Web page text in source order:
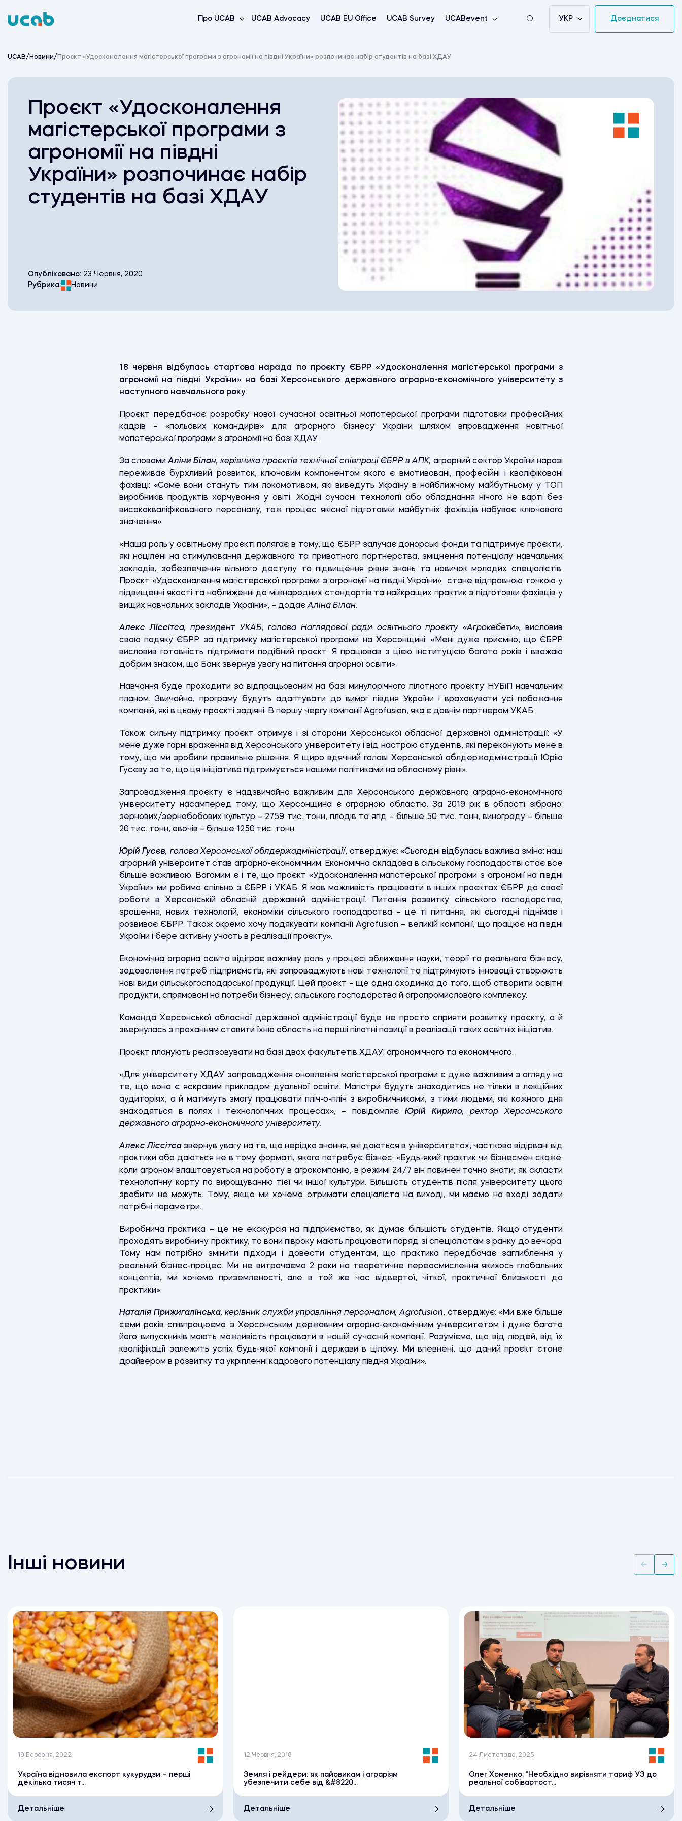
to
Про UCAB UCAB Advocacy UCAB EU Office UCAB Survey UCABevent УКР Доєднатися
UCAB/ Новини/ Проєкт «Удосконалення магістерської програми з агрономії на півдні України» розпочинає набір студентів на базі ХДАУ
Проєкт «Удосконалення
магістерської програми з
агрономії на півдні
України» розпочинає набір
студентів на базі ХДАУ
Опубліковано: 23 Червня, 2020
Рубрика:
Новини
18 червня відбулась стартова нарада по проєкту ЄБРР «Удосконалення магістерської програми з
агрономії на півдні України» на базі Херсонського державного аграрно-економічного університету з
наступного навчального року.
Проєкт передбачає розробку нової сучасної освітньої магістерської програми підготовки професійних
кадрів – «польових командирів» для аграрного бізнесу України шляхом впровадження новітньої
магістерської програми з агрономії на базі ХДАУ.
За словамиАліни Білан, керівника проєктів технічної співпраці ЄБРР в АПК, аграрний сектор України наразі
переживає бурхливий розвиток, ключовим компонентом якого є вмотивовані, професійні і кваліфіковані
фахівці: «Саме вони стануть тим локомотивом, які виведуть Україну в найближчому майбутньому у ТОП
виробників продуктів харчування у світі. Жодні сучасні технології або обладнання нічого не варті без
висококваліфікованого персоналу, тож процес якісної підготовки майбутніх фахівців набуває ключового
значення».
«Наша роль у освітньому проєкті полягає в тому, що ЄБРР залучає донорські фонди та підтримує проєкти,
які націлені на стимулювання державного та приватного партнерства, зміцнення потенціалу навчальних
закладів, забезпечення вільного доступу та підвищення рівня знань та навичок молодих спеціалістів.
Проєкт «Удосконалення магістерської програми з агрономії на півдні України» стане відправною точкою у
підвищенні якості та наближенні до міжнародних стандартів та найкращих практик з підготовки фахівців у
вищих навчальних закладів України», – додаєАліна Білан.
Алекс Ліссітса, президент УКАБ, голова Наглядової ради освітнього проєкту «Агрокебети», висловив
свою подяку ЄБРР за підтримку магістерської програми на Херсонщині: « Мені дуже приємно, що ЄБРР
висловив готовність підтримати подібний проєкт. Я працював з цією інституцією багато років і вважаю
добрим знаком, що Банк звернув увагу на питання аграрної освіти».
Навчання буде проходити за відпрацьованим на базі минулорічного пілотного проєкту НУБіП навчальним
планом. Звичайно, програму будуть адаптувати до вимог півдня України і враховувати усі побажання
компаній, які в цьому проєкті задіяні. В першу чергу компанії Agrofusion, яка є давнім партнером УКАБ.
Також сильну підтримку проєкт отримує і зі сторони Херсонської обласної державної адміністрації: «У
мене дуже гарні враження від Херсонського університету і від настрою студентів, які переконують мене в
тому, що ми зробили правильне рішення. Я щиро вдячний голові Херсонської облдержадміністрації Юрію
Гусєву за те, що ця ініціатива підтримується нашими політиками на обласному рівні».
Запровадження проєкту є надзвичайно важливим для Херсонського державного аграрно-економічного
університету насамперед тому, що Херсонщина є аграрною областю. За 2019 рік в області зібрано:
зернових/зернобобових культур – 2759 тис. тонн, плодів та ягід – більше 50 тис. тонн, винограду – більше
20 тис. тонн, овочів – більше 1250 тис. тонн.
Юрій Гусєв, голова Херсонської облдержадміністрації, стверджує: «Сьогодні відбулась важлива зміна: наш
аграрний університет став аграрно-економічним. Економічна складова в сільському господарстві стає все
більше важливою. Вагомим є і те, що проєкт «Удосконалення магістерської програми з агрономії на півдні
України» ми робимо спільно з ЄБРР і УКАБ. Я мав можливість працювати в інших проєктах ЄБРР до своєї
роботи в Херсонській обласній державній адміністрації. Питання розвитку сільського господарства,
зрошення, нових технологій, економіки сільського господарства – це ті питання, які сьогодні піднімає і
розвиває ЄБРР. Також окремо хочу подякувати компанії Agrofusion – великій компанії, що працює на півдні
України і бере активну участь в реалізації проєкту».
Економічна аграрна освіта відіграє важливу роль у процесі зближення науки, теорії та реального бізнесу,
задоволення потреб підприємств, які запроваджують нові технології та підтримують інновації створюють
нові види сільськогосподарської продукції. Цей проєкт – ще одна сходинка до того, щоб створити освітні
продукти, спрямовані на потреби бізнесу, сільського господарства й агропромислового комплексу.
Команда Херсонської обласної державної адміністрації буде не просто сприяти розвитку проєкту, а й
звернулась з проханням ставити їхню область на перші пілотні позиції в реалізації таких освітніх ініціатив.
Проєкт планують реалізовувати на базі двох факультетів ХДАУ: агрономічного та економічного.
«Для університету ХДАУ запровадження оновлення магістерської програми є дуже важливим з огляду на
те, що вона є яскравим прикладом дуальної освіти. Магістри будуть знаходитись не тільки в лекційних
аудиторіях, а й матимуть змогу працювати пліч-о-пліч з виробничниками, з тими людьми, які кожного дня
знаходяться в полях і технологічних процесах», – повідомляє Юрій Кирило, ректор Херсонського
державного аграрно-економічного університету.
Алекс Ліссітса звернув увагу на те, що нерідко знання, які даються в університетах, частково відірвані від
практики або даються не в тому форматі, якого потребує бізнес: «Будь-який практик чи бізнесмен скаже:
коли агроном влаштовується на роботу в агрокомпанію, в режимі 24/7 він повинен точно знати, як скласти
технологічну карту по вирощуванню тієї чи іншої культури. Більшість студентів після університету цього
зробити не можуть. Тому, якщо ми хочемо отримати спеціаліста на виході, ми маємо на вході задати
потрібні параметри.
Виробнича практика – це не екскурсія на підприємство, як думає більшість студентів. Якщо студенти
проходять виробничу практику, то вони півроку мають працювати поряд зі спеціалістам з ранку до вечора.
Тому нам потрібно змінити підходи і довести студентам, що практика передбачає заглиблення у
реальний бізнес-процес. Ми не витрачаємо 2 роки на теоретичне переосмислення якихось глобальних
концептів, ми хочемо приземленості, але в той же час відвертої, чіткої, практичної близькості до
практики».
Наталія Прижигалінська, керівник служби управління персоналом,Agrofusion, стверджує: «Ми вже більше
семи років співпрацюємо з Херсонським державним аграрно-економічним університетом і дуже багато
його випускників мають можливість працювати в нашій сучасній компанії. Розуміємо, що від людей, від їх
кваліфікації залежить успіх будь-якої компанії і держави в цілому. Ми впевнені, що даний проєкт стане
драйвером в розвитку та укріпленні кадрового потенціалу півдня України».
Інші новини
19 Березня, 2022
Україна відновила експорт кукурудзи – перші
декілька тисяч т...
Детальніше
12 Червня, 2018
Земля і рейдери: як пайовикам і аграріям
убезпечити себе від &#8220...
Детальніше
24 Листопада, 2025
Олег Хоменко: “Необхідно вирівняти тариф УЗ до
реальної собівартост...
Детальніше